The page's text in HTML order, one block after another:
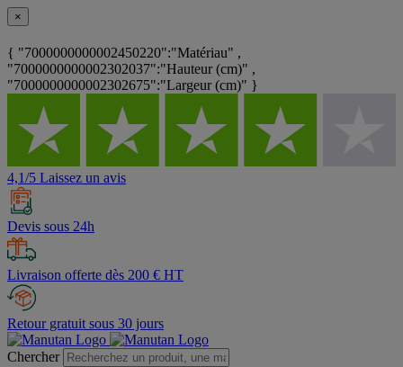
×
{ "7000000000002450220":"Matériau" ,
"7000000000002302037":"Hauteur (cm)" ,
"7000000000002302675":"Largeur (cm)" }
4,1/5 Laissez un avis
Devis sous 24h
Livraison offerte dès 200 € HT
Retour gratuit sous 30 jours
Chercher